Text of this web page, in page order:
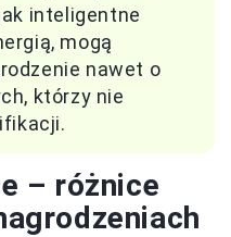
inteligentne
mogą
nawet o
którzy nie
– różnice